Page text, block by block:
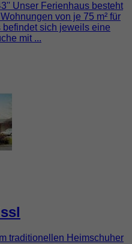
Unser Ferienhaus besteht
von je 75 m² für
sich jeweils eine
mit ...
traditionellen Heimschuher